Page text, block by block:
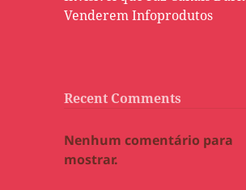
Venderem Infoprodutos
Recent Comments
Nenhum comentário para
mostrar.